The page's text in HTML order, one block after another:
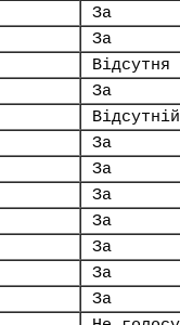
За
За
Відсутня
За
Відсутній
За
За
За
За
За
За
За